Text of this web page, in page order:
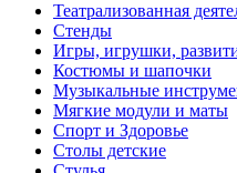
Театрализованная
Стенды
Игры, игрушки,
Костюмы и шапочки
Музыкальные
Мягкие модули и маты
Спорт и Здоровье
Столы детские